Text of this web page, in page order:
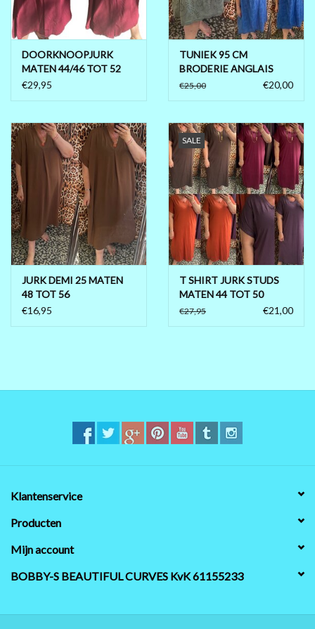
DOORKNOOPJURK
MATEN 44/46 TOT 52
€29,95
TUNIEK 95 CM
BRODERIE ANGLAIS
MATEN 46 TOT 54 RUIM
€25,00 €20,00
JURK DEMI 25 MATEN
48 TOT 56
€16,95
SALE
T SHIRT JURK STUDS
MATEN 44 TOT 50
KLEINE 52
€27,95 €21,00
Klantenservice
Producten
Mijn account
BOBBY-S BEAUTIFUL CURVES KvK 61155233